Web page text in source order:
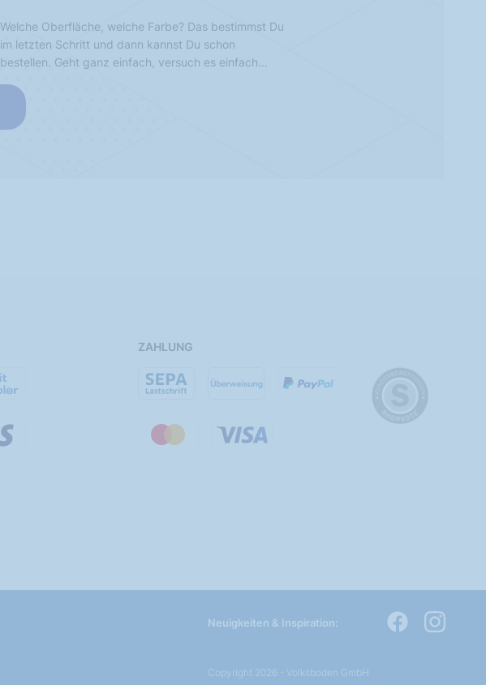
Welche Oberfläche, welche Farbe? Das bestimmst Du
im letzten Schritt und dann kannst Du schon
bestellen. Geht ganz einfach, versuch es einfach…
ZAHLUNG
Neuigkeiten & Inspiration:
Copyright 2026 - Volksboden GmbH